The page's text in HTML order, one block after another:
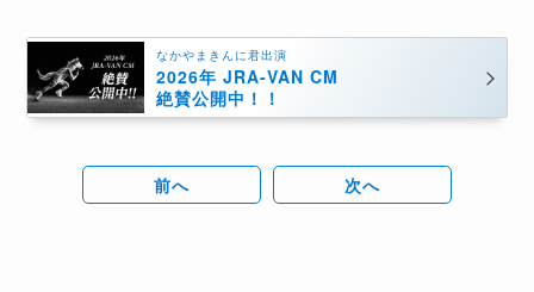
なかやまきんに君出演
2026年 JRA-VAN CM
絶賛公開中！！
前へ 次へ